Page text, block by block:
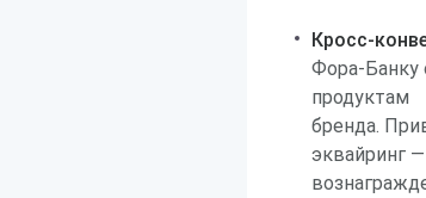
Кросс-
Фора-Банку
продуктам
бренда.
эквайринг —